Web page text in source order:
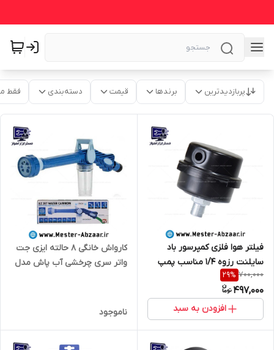
پربازدیدترین برندها قیمت دسته‌بندی فقط
فیلتر هوا فلزی کمپرسور باد
سایلنت رزوه 1/4 مناسب پمپ
های ادون، باس، اینتیمکس و
غیره .. بی صدا مدل filter metal
700,000
29%
497,000
افزودن به سبد
کارواش خانگی 8 حالته ایزی جت
واتر سری چرخشی آب پاش مدل
ناموجود